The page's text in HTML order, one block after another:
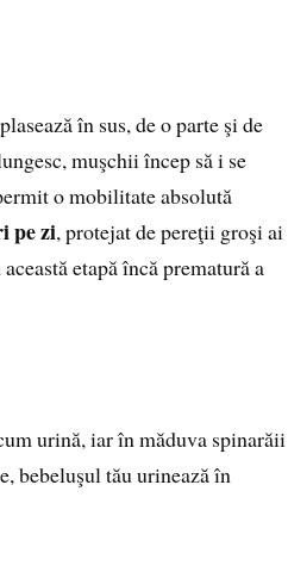
în sus, de o parte şi de
muşchii încep să i se
o mobilitate absolută
pe zi, protejat de pereţii groşi ai
etapă încă prematură a
urină, iar în măduva spinarăii
bebeluşul tău urinează în